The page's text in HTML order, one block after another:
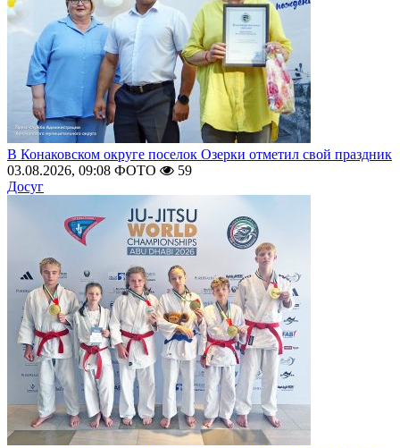
В Конаковском округе поселок Озерки отметил свой праздник
03.08.2026, 09:08 ФОТО
59
Досуг